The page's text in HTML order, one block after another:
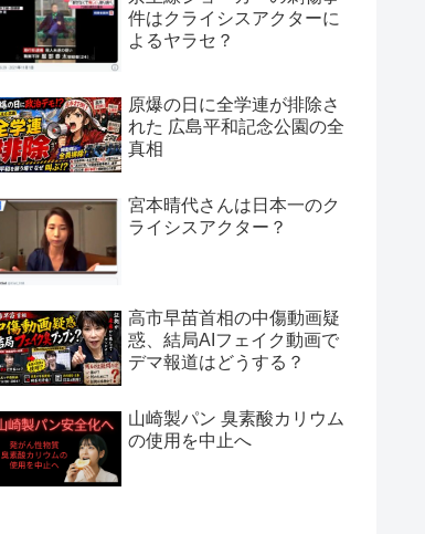
件はクライシスアクターに
よるヤラセ？
原爆の日に全学連が排除さ
れた 広島平和記念公園の全
真相
宮本晴代さんは日本一のク
ライシスアクター？
高市早苗首相の中傷動画疑
惑、結局AIフェイク動画で
デマ報道はどうする？
山崎製パン 臭素酸カリウム
の使用を中止へ